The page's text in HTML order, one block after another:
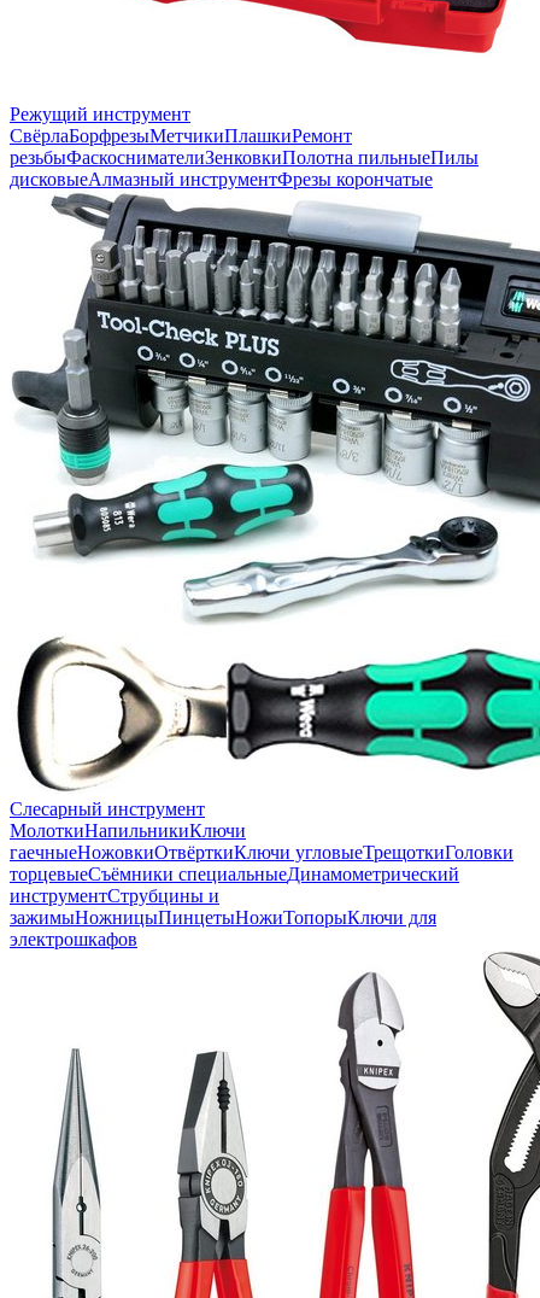
Режущий инструмент
СвёрлаБорфрезыМетчикиПлашкиРемонт
резьбыФаскоснимателиЗенковкиПолотна пильныеПилы
дисковыеАлмазный инструментФрезы корончатые
Слесарный инструмент
МолоткиНапильникиКлючи
гаечныеНожовкиОтвёрткиКлючи угловыеТрещоткиГоловки
торцевыеСъёмники специальныеДинамометрический
инструментСтрубцины и
зажимыНожницыПинцетыНожиТопорыКлючи для
электрошкафов